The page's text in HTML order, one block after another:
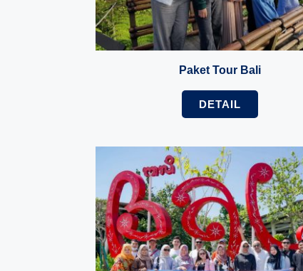
Paket Tour Bali
DETAIL